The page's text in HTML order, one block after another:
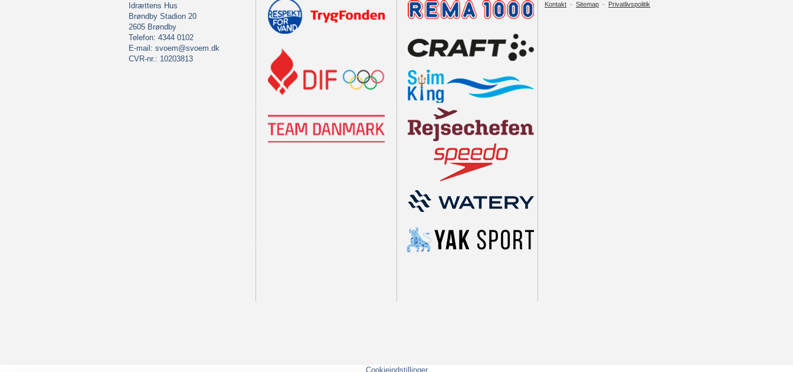
Idrættens Hus
Brøndby Stadion 20
2605 Brøndby
Telefon: 4344 0102
E-mail: svoem@svoem.dk
CVR-nr.: 10203813
Kontakt · Sitemap · Privatlivspolitik
Cookieindstillinger